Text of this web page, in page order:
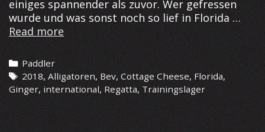
einiges spannender als zuvor. Wer gefressen
wurde und was sonst noch so lief in Florida …
Read more Florida
18
–
Alligatoren
und
Cottage
Cheese
Categories
Paddler
Tags
2018,Alligatoren, Bev,Cottage Cheese, Florida,
Ginger, international, Regatta, Trainingslager